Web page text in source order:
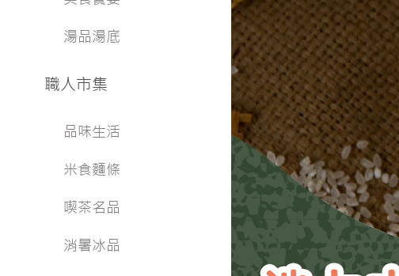
湯品湯底
職人市集
品味生活
米食麵條
喫茶名品
消暑冰品